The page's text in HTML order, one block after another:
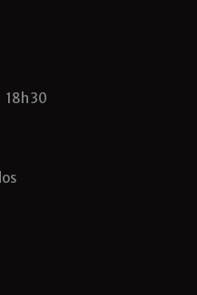
18h30